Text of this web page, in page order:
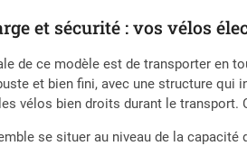
et sécurité : vos vélos
de ce modèle est de transporter en
et bien fini, avec une structure qui
vélos bien droits durant le transport.
se situer au niveau de la